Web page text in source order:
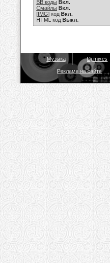
BB коды Вкл.
Смайлы Вкл.
[IMG] код Вкл.
HTML код Выкл.
Музыка Dj mixes
Реклама на сайте